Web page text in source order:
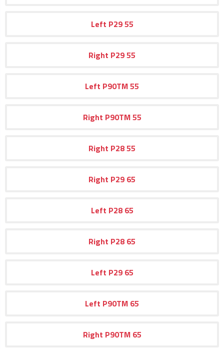
Left P2955
Right P2955
Left P90TM55
Right P90TM55
Right P2855
Right P29 65
Left P28 65
Right P28 65
Left P29 65
Left P90TM 65
Right P90TM 65